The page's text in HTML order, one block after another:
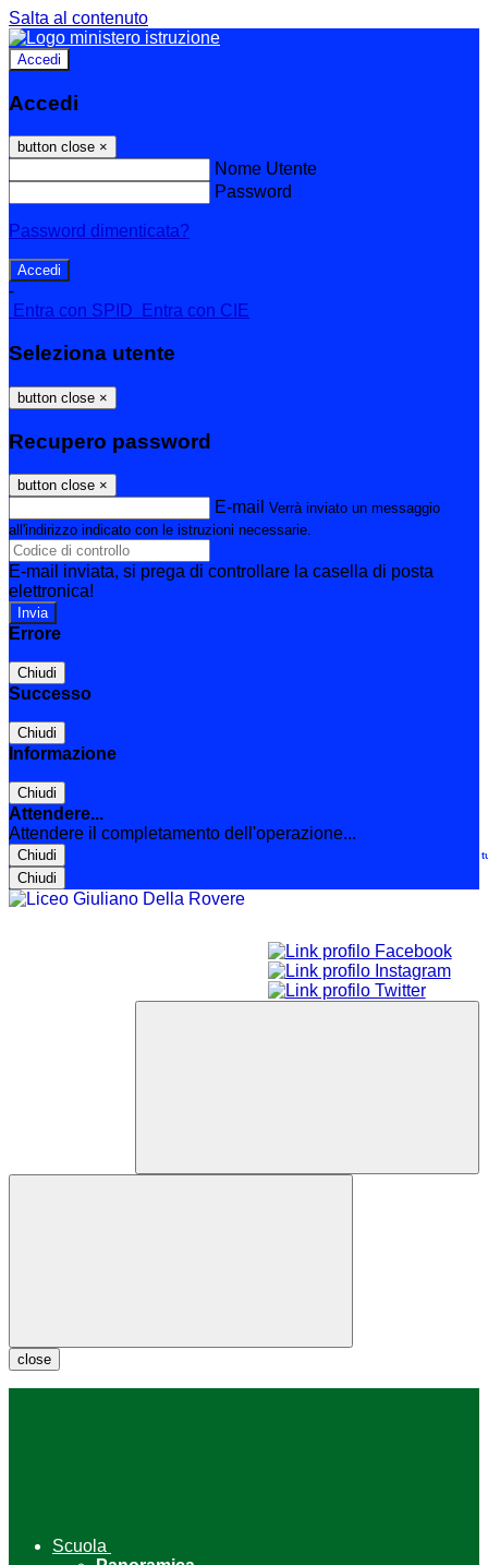
Salta al contenuto
Accedi
Accedi
button close ×
Nome Utente
Password
Password dimenticata?
-
Entra con SPID
Entra con CIE
Seleziona utente
button close ×
Recupero password
button close ×
E-mail Verrà inviato un messaggio
all'indirizzo indicato con le istruzioni necessarie.
E-mail inviata, si prega di controllare la casella di posta
elettronica!
Errore
Chiudi
Successo
Chiudi
Informazione
Chiudi
Attendere...
Attendere il completamento dell'operazione...
Chiudi
Chiudi
Le
close
Scuola